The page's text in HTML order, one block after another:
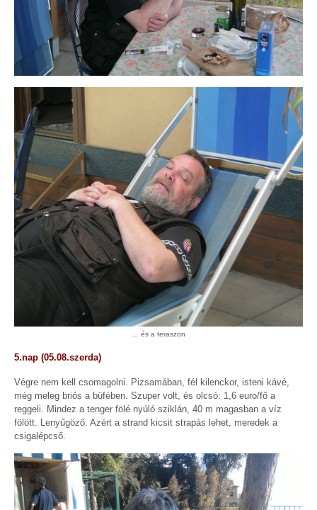
… és a teraszon
5.nap (05.08.szerda)
Végre nem kell csomagolni. Pizsamában, fél kilenckor, isteni kávé,
még meleg briós a büfében. Szuper volt, és olcsó: 1,6 euro/fő a
reggeli. Mindez a tenger fölé nyúló sziklán, 40 m magasban a víz
fölött. Lenyűgöző. Azért a strand kicsit strapás lehet, meredek a
csigalépcső.